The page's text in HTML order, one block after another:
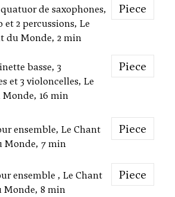
de saxophones,
et 2 percussions, Le
du Monde, 2 min
Piece
basse, 3
et 3 violoncelles, Le
16 min
Piece
ensemble, Le Chant
Monde, 7 min
Piece
ensemble , Le Chant
Monde, 8 min
Piece